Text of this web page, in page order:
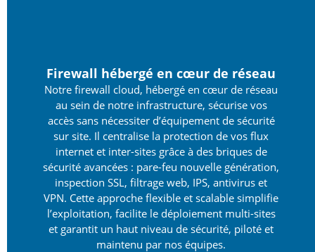
Firewall hébergé en cœur de réseau
Notre firewall cloud, hébergé en cœur de réseau
au sein de notre infrastructure, sécurise vos
accès sans nécessiter d’équipement de sécurité
sur site. Il centralise la protection de vos flux
internet et inter-sites grâce à des briques de
sécurité avancées : pare-feu nouvelle génération,
inspection SSL, filtrage web, IPS, antivirus et
VPN. Cette approche flexible et scalable simplifie
l’exploitation, facilite le déploiement multi-sites
et garantit un haut niveau de sécurité, piloté et
maintenu par nos équipes.